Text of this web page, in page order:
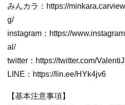
みんカラ：https://
g/
instagram：https://
al/
twitter：https://twitter.com/
LINE：https://lin.ee/HYk4jv6
【基本注意事項】